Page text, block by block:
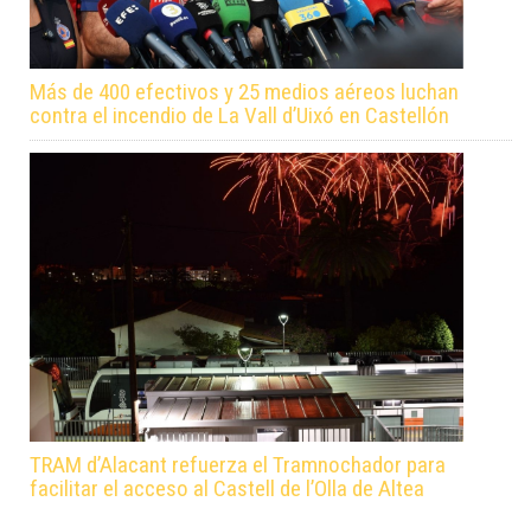
Más de 400 efectivos y 25 medios aéreos luchan
contra el incendio de La Vall d’Uixó en Castellón
TRAM d’Alacant refuerza el Tramnochador para
facilitar el acceso al Castell de l’Olla de Altea